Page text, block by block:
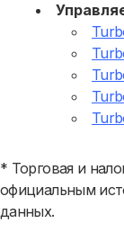
* Торговая и
официальным
данных.